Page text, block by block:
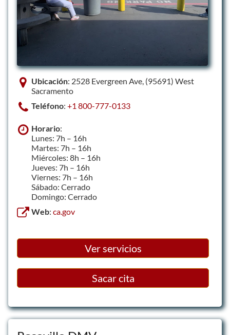
Ubicación: 2528 Evergreen Ave, (95691) West
Sacramento
Teléfono: +1 800-777-0133
Horario:
Lunes: 7h – 16h
Martes: 7h – 16h
Miércoles: 8h – 16h
Jueves: 7h – 16h
Viernes: 7h – 16h
Sábado: Cerrado
Domingo: Cerrado
Web: ca.gov
Ver servicios
Sacar cita